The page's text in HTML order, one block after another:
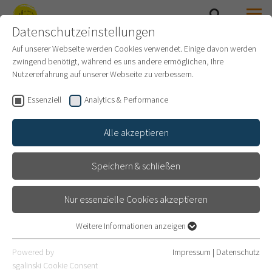
SAMMLUNG PRINZHORN
INFORMATION & SERVICE
Datenschutzeinstellungen
Auf unserer Webseite werden Cookies verwendet. Einige davon werden
zwingend benötigt, während es uns andere ermöglichen, Ihre
Nutzererfahrung auf unserer Webseite zu verbessern.
Essenziell Analytics & Performance
Alle akzeptieren
Speichern & schließen
Nur essenzielle Cookies akzeptieren
Essenzielle Cookies werden für grundlegende Funktionen der
Webseite benötigt. Dadurch ist gewährleistet, dass die Webseite
Weitere Informationen anzeigen
Powered by
sgalinski Cookie Consent
Impressum | Datenschutz